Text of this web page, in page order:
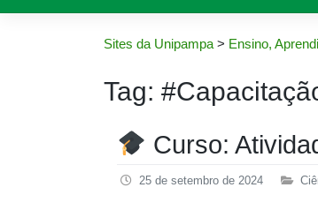
Sites da Unipampa > Ensino,
Tag:
Curso:
25 de setembro de 2024